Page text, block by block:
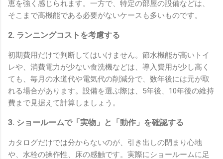
恵を強く感じられます。一方で、特定の部屋の設備などは、
そこまで高機能である必要がないケースも多いものです。
2. ランニングコストを考慮する
初期費用だけで判断してはいけません。節水機能が高いトイ
レや、消費電力が少ない食洗機などは、導入費用が少し高く
ても、毎月の水道代や電気代の削減分で、数年後には元が取
れる場合があります。設備を選ぶ際は、5年後、10年後の維持
費まで見据えて計算しましょう。
3. ショールームで「実物」と「動作」を確認する
カタログだけでは分からないのが、引き出しの閉まり心地
や、水栓の操作性、床の感触です。実際にショールームに足